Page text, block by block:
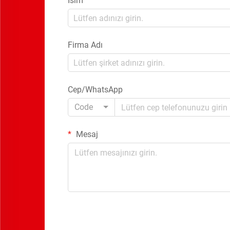
Firma Adı
Cep/WhatsApp
Code
Mesaj